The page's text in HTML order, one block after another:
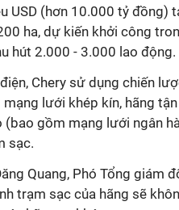
USD (hơn 10.000 tỷ đồng)
ha, dự kiến khởi công
hút 2.000 - 3.000 lao động.
Chery sử dụng chiến
lưới khép kín, hãng
(bao gồm mạng lưới ngân
sạc.
Quang, Phó Tổng giám
trạm sạc của hãng sẽ